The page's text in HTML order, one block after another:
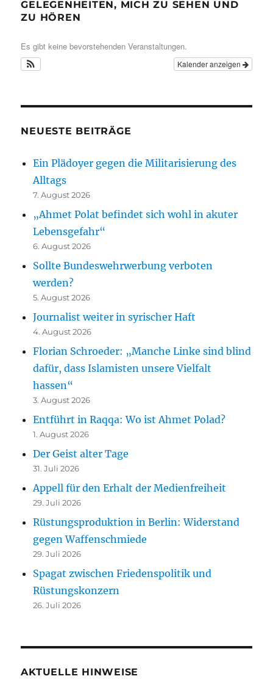
GELEGENHEITEN, MICH ZU SEHEN UND
ZU HÖREN
Es gibt keine bevorstehenden Veranstaltungen.
Kalender anzeigen
NEUESTE BEITRÄGE
Ein Plädoyer gegen die Militarisierung des
Alltags
7. August 2026
„Ahmet Polat befindet sich wohl in akuter
Lebensgefahr“
6. August 2026
Sollte Bundeswehrwerbung verboten
werden?
5. August 2026
Journalist weiter in syrischer Haft
4. August 2026
Florian Schroeder: „Manche Linke sind blind
dafür, dass Islamisten unsere Vielfalt
hassen“
3. August 2026
Entführt in Raqqa: Wo ist Ahmet Polad?
1. August 2026
Der Geist alter Tage
31. Juli 2026
Appell für den Erhalt der Medienfreiheit
29. Juli 2026
Rüstungsproduktion in Berlin: Widerstand
gegen Waffenschmiede
29. Juli 2026
Spagat zwischen Friedenspolitik und
Rüstungskonzern
26. Juli 2026
AKTUELLE HINWEISE